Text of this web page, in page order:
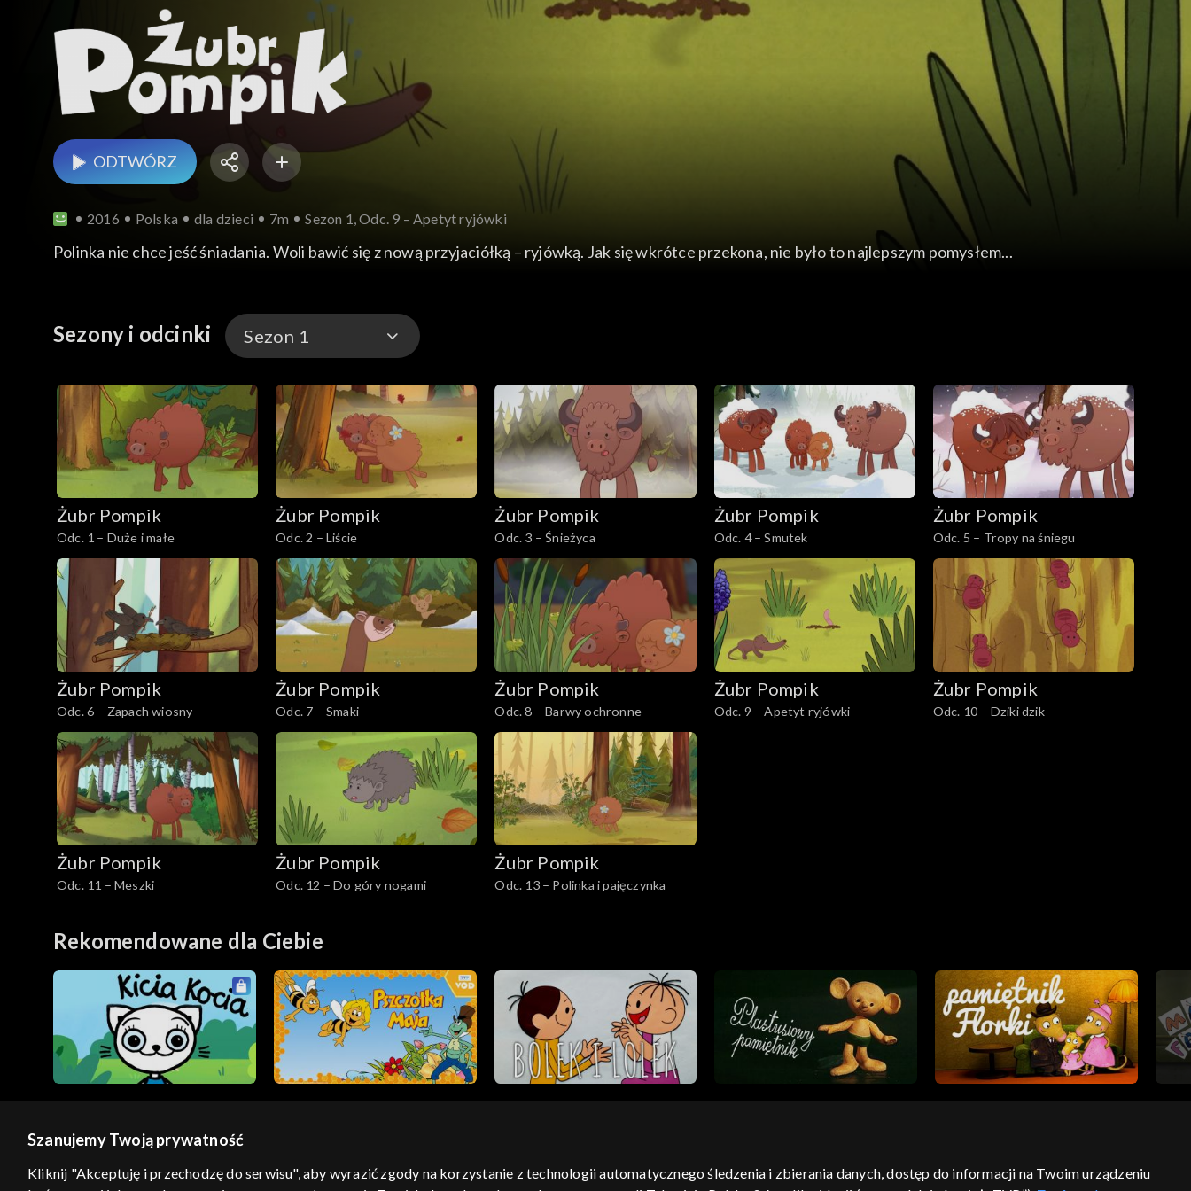
ODTWÓRZ
2016 Polska dla dzieci 7m Sezon 1, Odc. 9 – Apetyt ryjówki
Polinka nie chce jeść śniadania. Woli bawić się z nową przyjaciółką – ryjówką. Jak się wkrótce przekona, nie było to najlepszym pomysłem...
Sezony i odcinki Sezon 1
Sezon 1
Żubr Pompik
Odc. 1 – Duże i małe
Żubr Pompik
Odc. 2 – Liście
Żubr Pompik
Odc. 3 – Śnieżyca
Żubr Pompik
Odc. 4 – Smutek
Żubr Pompik
Odc. 5 – Tropy na śniegu
Żubr Pompik
Odc. 6 – Zapach wiosny
Żubr Pompik
Odc. 7 – Smaki
Żubr Pompik
Odc. 8 – Barwy ochronne
Żubr Pompik
Odc. 9 – Apetyt ryjówki
Żubr Pompik
Odc. 10 – Dziki dzik
Żubr Pompik
Odc. 11 – Meszki
Żubr Pompik
Odc. 12 – Do góry nogami
Żubr Pompik
Odc. 13 – Polinka i pajęczynka
Rekomendowane dla Ciebie
Szanujemy Twoją prywatność
Kliknij "Akceptuję i przechodzę do serwisu", aby wyrazić zgody na korzystanie z technologii automatycznego śledzenia i zbierania danych, dostęp do informacji na Twoim urządzeniu